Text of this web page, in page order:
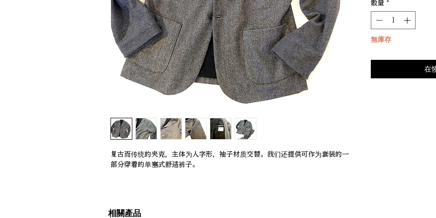
复古而传统的夹克，主体为人字形，袖子材质交替。我们还提供可作为套装的一
部分穿着的单塞式舒适裤子。
數量 *
無庫存
在
相關產品